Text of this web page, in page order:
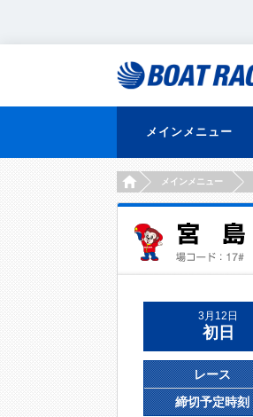
メインメニュー
HOMEメインメニュー
3月12日
初日
レース
締切予定時刻